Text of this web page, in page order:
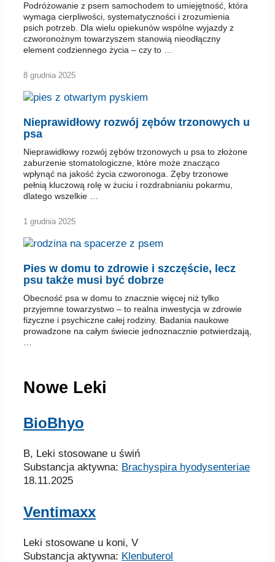
Podróżowanie z psem samochodem to umiejętność, która
wymaga cierpliwości, systematyczności i zrozumienia
psich potrzeb. Dla wielu opiekunów wspólne wyjazdy z
czworonożnym towarzyszem stanowią nieodłączny
element codziennego życia – czy to …
8 grudnia 2025
Nieprawidłowy rozwój zębów trzonowych u
psa
Nieprawidłowy rozwój zębów trzonowych u psa to złożone
zaburzenie stomatologiczne, które może znacząco
wpłynąć na jakość życia czworonoga. Zęby trzonowe
pełnią kluczową rolę w żuciu i rozdrabnianiu pokarmu,
dlatego wszelkie …
1 grudnia 2025
Pies w domu to zdrowie i szczęście, lecz
psu także musi być dobrze
Obecność psa w domu to znacznie więcej niż tylko
przyjemne towarzystwo – to realna inwestycja w zdrowie
fizyczne i psychiczne całej rodziny. Badania naukowe
prowadzone na całym świecie jednoznacznie potwierdzają,
…
Nowe Leki
BioBhyo
B, Leki stosowane u świń
Substancja aktywna: Brachyspira hyodysenteriae
18.11.2025
Ventimaxx
Leki stosowane u koni, V
Substancja aktywna: Klenbuterol